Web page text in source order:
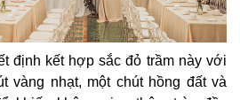
định kết hợp sắc đỏ trầm này với
vàng nhạt, một chút hồng đất và